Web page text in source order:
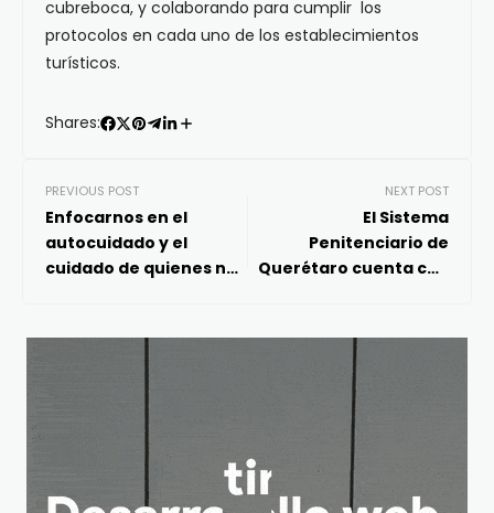
cubreboca, y colaborando para cumplir los
protocolos en cada uno de los establecimientos
turísticos.
Shares:
PREVIOUS POST
Enfocarnos en el
autocuidado y el
cuidado de quienes nos
NEXT POST
El Sistema
Penitenciario de
Querétaro cuenta con